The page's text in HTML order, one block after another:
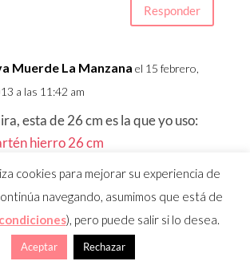
Responder
Muerde La Manzana el 15 febrero,
a las 11:42 am
esta de 26 cm es la que yo uso:
hierro 26 cm
30 cm:Sartén hierro 30 cm
cuestión de intentar ahorrar unos
cookies para mejorar su experiencia de
navegando, asumimos que está de
), pero puede salir si lo desea.
Aceptar Rechazar